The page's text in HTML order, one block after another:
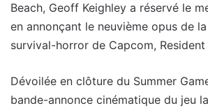
Beach, Geoff Keighley a réservé le
en annonçant le neuvième opus de
survival-horror de Capcom, Resident
Dévoilée en clôture du Summer
bande-annonce cinématique du jeu